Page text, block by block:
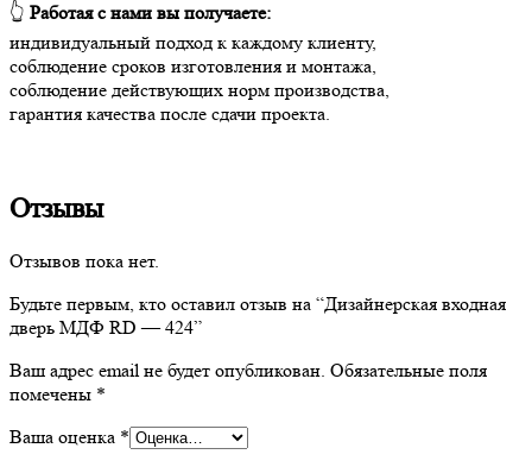
👆 Работая с нами вы получаете:
индивидуальный подход к каждому клиенту,
соблюдение сроков изготовления и монтажа,
соблюдение действующих норм производства,
гарантия качества после сдачи проекта.
Отзывы
Отзывов пока нет.
Будьте первым, кто оставил отзыв на “Дизайнерская входная
дверь МДФ RD — 424”
Ваш адрес email не будет опубликован. Обязательные поля
помечены *
Ваша оценка *